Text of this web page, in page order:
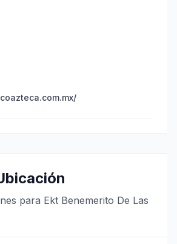
para Ekt Benemerito De Las